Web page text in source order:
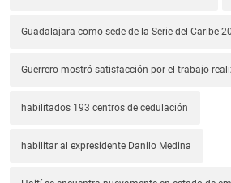
Guadalajara como sede de la Serie del Caribe
Guerrero mostró satisfacción por el trabajo
habilitados 193 centros de cedulación
habilitar al expresidente Danilo Medina